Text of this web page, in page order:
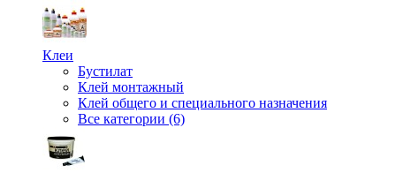
Клеи
Бустилат
Клей монтажный
Клей общего и специального назначения
Все категории (6)